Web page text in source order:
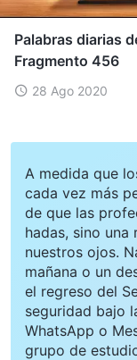
Palabras diarias
Fragmento 456
28 Ago 2020
A medida que
cada vez más
de que las
hadas, sino una
nuestros ojos.
mañana o un
el regreso del
seguridad bajo
WhatsApp o
grupo de